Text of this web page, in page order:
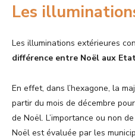
Les
Les illuminations extérieures
différence entre Noël aux
En effet, dans l’hexagone, la
partir du mois de décembre
de Noël. L’importance ou non
Noël est évaluée par les